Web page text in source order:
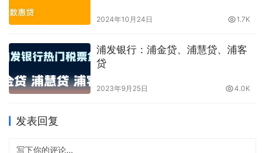
2024年10月24日 1.7K
浦发银行：浦金贷、浦慧贷、浦客
贷
2023年9月25日 4.0K
发表回复